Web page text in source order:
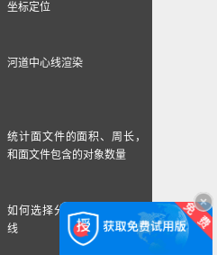
坐标定位
河道中心线渲染
统计面文件的面积、周长，
和面文件包含的对象数量
如何选择分度带或中央子午
线